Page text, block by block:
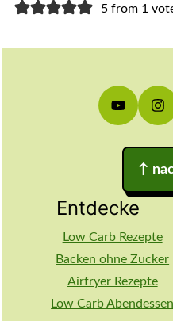
5 from 1
↑
Entdecke
Low Carb Rezepte
Backen ohne Zucker
Airfryer Rezepte
Low Carb Abendessen